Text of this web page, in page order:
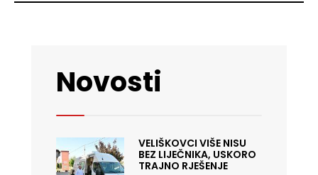
Novosti
VELIŠKOVCI VIŠE NISU
BEZ LIJEČNIKA, USKORO
TRAJNO RJEŠENJE